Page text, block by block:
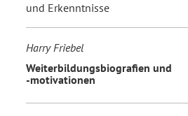
und Erkenntnisse
Harry Friebel
Weiterbildungsbiografien und
-motivationen